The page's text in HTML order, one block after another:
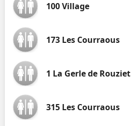
100 Village
173 Les Courraous
1 La Gerle de Rouziet
315 Les Courraous